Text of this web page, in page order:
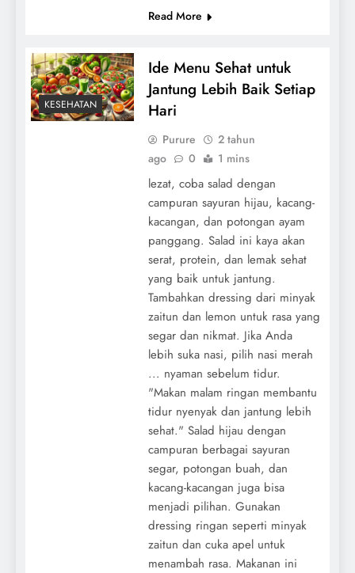
Read More
KESEHATAN
Ide Menu Sehat untuk
Jantung Lebih Baik Setiap
Hari
Purure
2 tahun
ago
0 1 mins
lezat, coba salad dengan
campuran sayuran hijau, kacang-
kacangan, dan potongan ayam
panggang. Salad ini kaya akan
serat, protein, dan lemak sehat
yang baik untuk jantung.
Tambahkan dressing dari minyak
zaitun dan lemon untuk rasa yang
segar dan nikmat. Jika Anda
lebih suka nasi, pilih nasi merah
... nyaman sebelum tidur.
"Makan malam ringan membantu
tidur nyenyak dan jantung lebih
sehat." Salad hijau dengan
campuran berbagai sayuran
segar, potongan buah, dan
kacang-kacangan juga bisa
menjadi pilihan. Gunakan
dressing ringan seperti minyak
zaitun dan cuka apel untuk
menambah rasa. Makanan ini